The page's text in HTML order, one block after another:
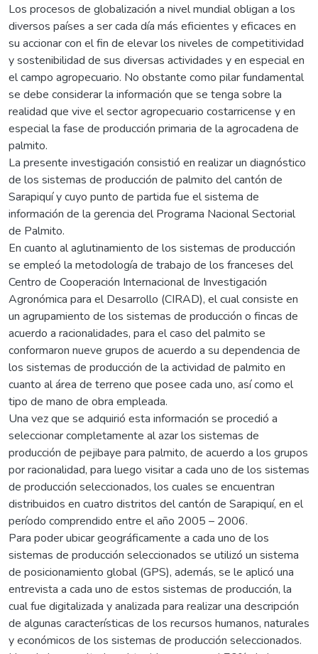
Los procesos de globalización a nivel mundial obligan a los
diversos países a ser cada día más eficientes y eficaces en
su accionar con el fin de elevar los niveles de competitividad
y sostenibilidad de sus diversas actividades y en especial en
el campo agropecuario. No obstante como pilar fundamental
se debe considerar la información que se tenga sobre la
realidad que vive el sector agropecuario costarricense y en
especial la fase de producción primaria de la agrocadena de
palmito.
La presente investigación consistió en realizar un diagnóstico
de los sistemas de producción de palmito del cantón de
Sarapiquí y cuyo punto de partida fue el sistema de
información de la gerencia del Programa Nacional Sectorial
de Palmito.
En cuanto al aglutinamiento de los sistemas de producción
se empleó la metodología de trabajo de los franceses del
Centro de Cooperación Internacional de Investigación
Agronómica para el Desarrollo (CIRAD), el cual consiste en
un agrupamiento de los sistemas de producción o fincas de
acuerdo a racionalidades, para el caso del palmito se
conformaron nueve grupos de acuerdo a su dependencia de
los sistemas de producción de la actividad de palmito en
cuanto al área de terreno que posee cada uno, así como el
tipo de mano de obra empleada.
Una vez que se adquirió esta información se procedió a
seleccionar completamente al azar los sistemas de
producción de pejibaye para palmito, de acuerdo a los grupos
por racionalidad, para luego visitar a cada uno de los sistemas
de producción seleccionados, los cuales se encuentran
distribuidos en cuatro distritos del cantón de Sarapiquí, en el
período comprendido entre el año 2005 – 2006.
Para poder ubicar geográficamente a cada uno de los
sistemas de producción seleccionados se utilizó un sistema
de posicionamiento global (GPS), además, se le aplicó una
entrevista a cada uno de estos sistemas de producción, la
cual fue digitalizada y analizada para realizar una descripción
de algunas características de los recursos humanos, naturales
y económicos de los sistemas de producción seleccionados.